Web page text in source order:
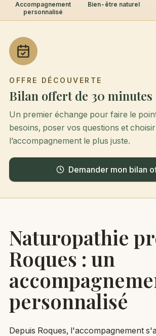
Accompagnement
personnalisé
Bien-être naturel
OFFRE DÉCOUVERTE
Bilan offert de 30 minutes
Un premier échange pour faire le
besoins, poser vos questions et choisir
l’accompagnement le plus juste.
Demander mon bilan
Naturopathie
Roques : un
personnalisé
Depuis Roques, l'accompagnement